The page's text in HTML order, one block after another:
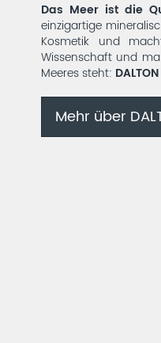
Das Meer ist die
einzigartige
Kosmetik und
Wissenschaft und
Meeres steht:
Mehr über